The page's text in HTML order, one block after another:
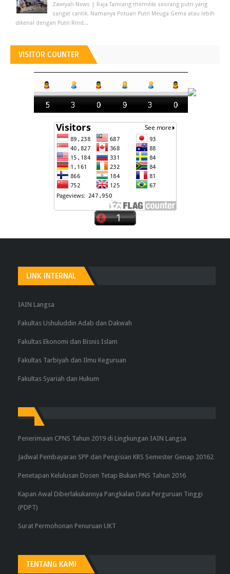
Zawiyah News | Raja Tamiang memiliki seorang putri yang
sangat cantik. Namanya Potuan Putri Meuga Gema atau lebih
dikenal dengan Putri Rind...
VISITOR COUNTER
LINK INTERNAL
IAIN Langsa
Fakultas Ushuluddin Adab dan Dakwah
Fakultas Ekonomi dan Bisnis Islam
Fakultas Tarbiyah dan Ilmu Keguruan
Fakultas Syariah dan Hukum
Penerimaan CPNS Tahun 2019 di Lingkungan IAIN Langsa
Jadwal Pembayaran SPP dan Pengisian KRS Semester Genap 20162
Penetapan Kelulusan Dosen Tetap Bukan PNS Tahun 2016
Kapan Awal Diberlakukannya Pangkalan Data Perguruan Tinggi
(PDPT)
Surat Permohonan Penuruan UKT
TENTANG KAMI